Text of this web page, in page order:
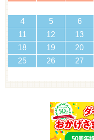
4
5 6
11
12 13
18
19 20
25
26 27